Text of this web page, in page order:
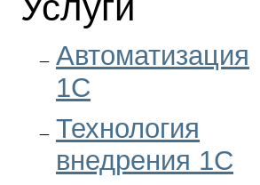
Автоматизация
1С
Технология
внедрения 1С